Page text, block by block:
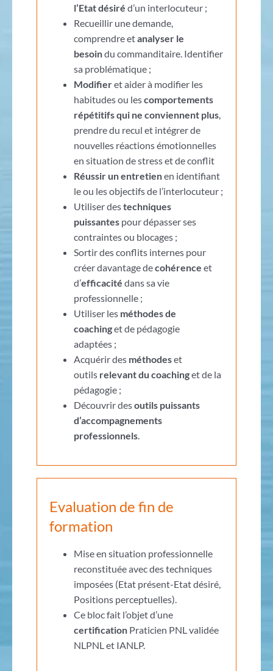
l’Etat désiré d’un interlocuteur ;
Recueillir une demande,
comprendre etanalyser le
besoindu commanditaire. Identifier
sa problématique ;
Modifieret aider à modifier les
habitudes ou lescomportements
répétitifs qui ne conviennent plus,
prendre du recul et intégrer de
nouvelles réactions émotionnelles
en situation de stress et de conflit
Réussir un entretienen identifiant
le ou les objectifs de l’interlocuteur ;
Utiliser destechniques
puissantespour dépasser ses
contraintes ou blocages ;
Sortir des conflits internes pour
créer davantage decohérence et
d’efficacité dans sa vie
professionnelle ;
Utiliser les méthodes de
coachinget de pédagogie
adaptées ;
Acquérir des méthodeset
outils relevant du coachinget de la
pédagogie ;
Découvrir desoutils puissants
d’accompagnements
professionnels.
Evaluation de fin de
formation
Mise en situation professionnelle
reconstituée avec des techniques
imposées (Etat présent-Etat désiré,
Positions perceptuelles).
Ce bloc fait l’objet d’une
certificationPraticien PNL validée
NLPNL et IANLP.